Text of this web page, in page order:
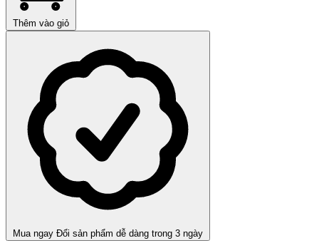
Thêm vào giỏ
Mua ngay Đổi sản phẩm dễ dàng trong 3 ngày